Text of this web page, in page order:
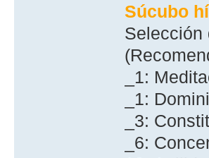
Súcubo
Selección
_1:
_1:
_3:
_6: